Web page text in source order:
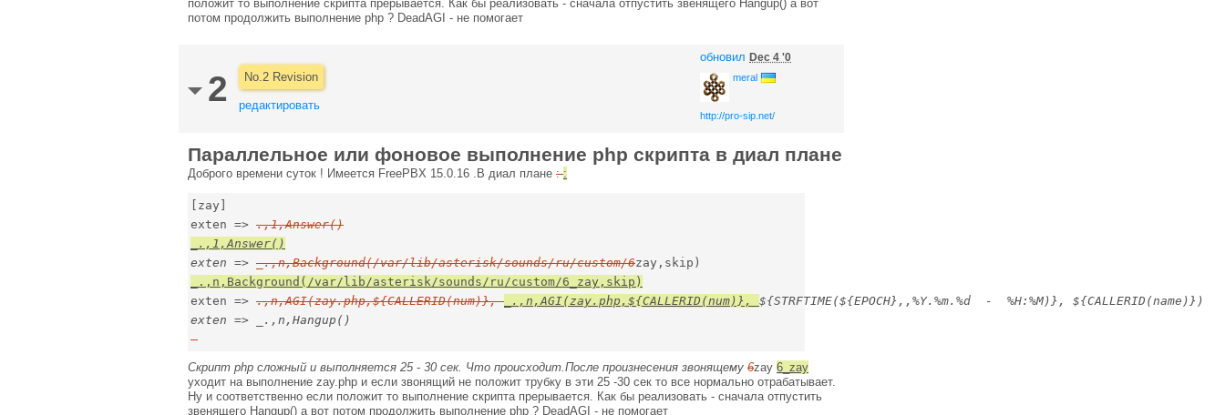
положит то выполнение скрипта прерывается. Как бы реализовать - сначала отпустить звенящего Hangup() а вот
потом продолжить выполнение php ? DeadAGI - не помогает
2 No.2 Revision
редактировать
обновил Dec 4 '0
meral
http://pro-sip.net/
Параллельное или фоновое выполнение php скрипта в диал плане
Доброго времени суток ! Имеется FreePBX 15.0.16 .В диал плане ::
[zay]
exten =>
exten => _.,n,Background(/var/lib/asterisk/sounds/ru/custom/6
exten => .,n,AGI(zay.php,${CALLERID(num)}, _.,n,AGI(zay.php,${CALLERID(num)}, ${STRFTIME(${EPOCH},,%Y.%m.%d  -  %H:%M)}, ${CALLERID(name)})
Скрипт php сложный и выполняется 25 - 30 сек. Что происходит.После произнесения звонящему 6zay 6_zay
уходит на выполнение zay.php и если звонящий не положит трубку в эти 25 -30 сек то все нормально отрабатывает.
Ну и соответственно если положит то выполнение скрипта прерывается. Как бы реализовать - сначала отпустить
звенящего Hangup() а вот потом продолжить выполнение php ? DeadAGI - не помогает